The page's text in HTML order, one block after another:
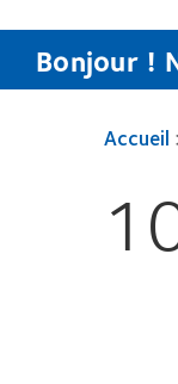
Bonjour !
Accueil